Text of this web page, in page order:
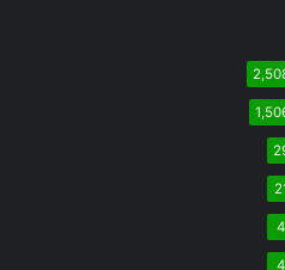
4
4